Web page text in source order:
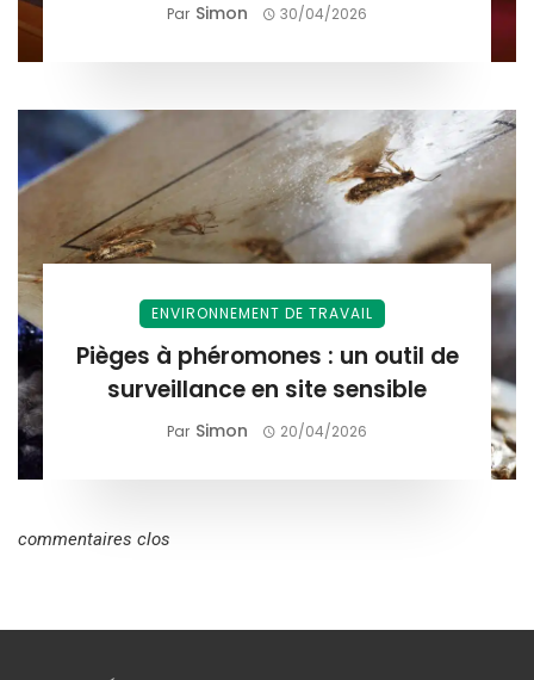
Par Simon 30/04/2026
ENVIRONNEMENT DE TRAVAIL
Pièges à phéromones : un outil de
surveillance en site sensible
Par Simon 20/04/2026
commentaires clos